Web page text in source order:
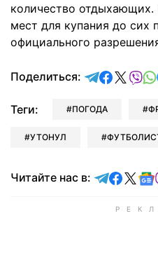
количество
мест для купания до сих
официального
Поделиться: отправить
Теги: ПОГОДА
УТОНУЛ
Читайте нас в: Читайте